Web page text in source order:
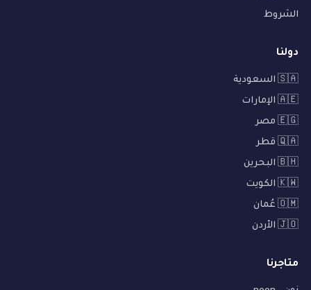
الشروط
دولنا
🇸🇦 السعودية
🇦🇪 الإمارات
🇪🇬 مصر
🇶🇦 قطر
🇧🇭 البحرين
🇰🇼 الكويت
🇴🇲 عُمان
🇯🇴 الأردن
متاجرنا